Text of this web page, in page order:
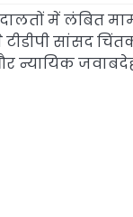
में लंबित
सांसद
न्यायिक